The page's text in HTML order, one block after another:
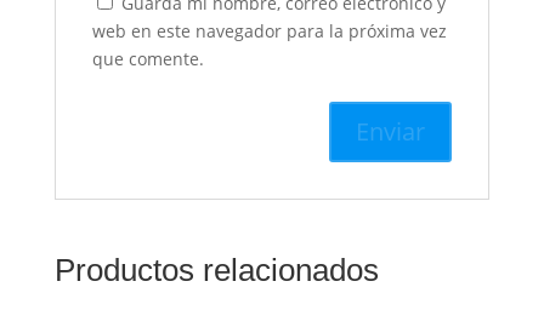
web en este navegador para la próxima vez
que comente.
Productos relacionados